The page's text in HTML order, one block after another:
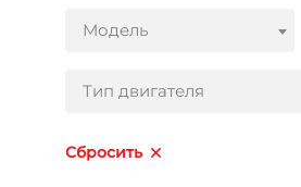
Модель
Тип двигателя
Сбросить